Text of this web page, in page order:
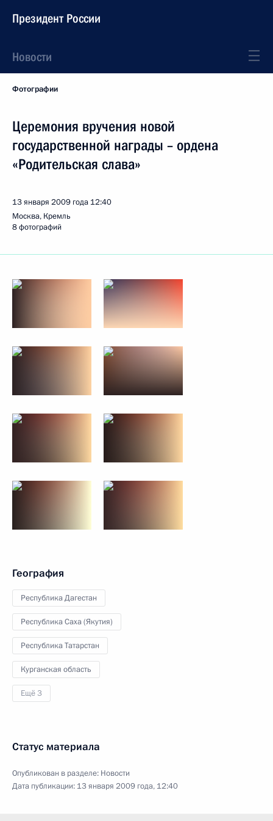
Президент России
Новости
Фотографии
Церемония вручения новой
государственной награды – ордена
«Родительская слава»
13 января 2009 года 12:40
Москва, Кремль
8 фотографий
География
Республика Дагестан
Республика Саха (Якутия)
Республика Татарстан
Курганская область
Ещё 3
Статус материала
Опубликован в разделе: Новости
Дата публикации: 13 января 2009 года, 12:40